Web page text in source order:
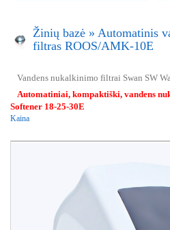
Žinių bazė » Automatinis
filtras ROOS/AMK-10E
Vandens nukalkinimo filtrai Swan SW
Automatiniai, kompaktiški, vandens
Softener 18-25-30E
Kaina